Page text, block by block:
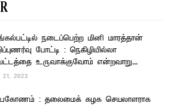
நடைப்பெற்ற மினி மாரத்தான்
போட்டி : நெகிழியில்லா
உருவாக்குவோம் என்றவாறு...
21, 2023
: தலைமைக் கழக செயலாளராக